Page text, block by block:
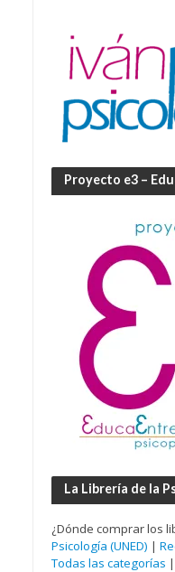
Proyecto e3 –
La Librería de la
¿Dónde comprar los
Psicología (UNED) |
Todas las categorías |